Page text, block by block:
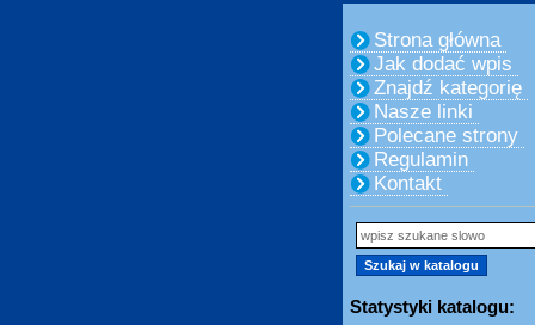
Strona główna
Jak dodać wpis
Znajdź kategorię
Nasze linki
Polecane strony
Regulamin
Kontakt
Statystyki katalogu: